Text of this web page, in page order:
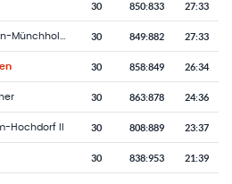
30 850:833 27:33
HSG Dutenhofen-Münchholzhausen II 30 849:882 27:33
30 858:849 26:34
30 863:878 24:36
Hochdorf II 30 808:889 23:37
30 838:953 21:39